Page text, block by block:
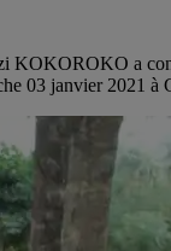
KOKOROKO a
03 janvier 2021 à